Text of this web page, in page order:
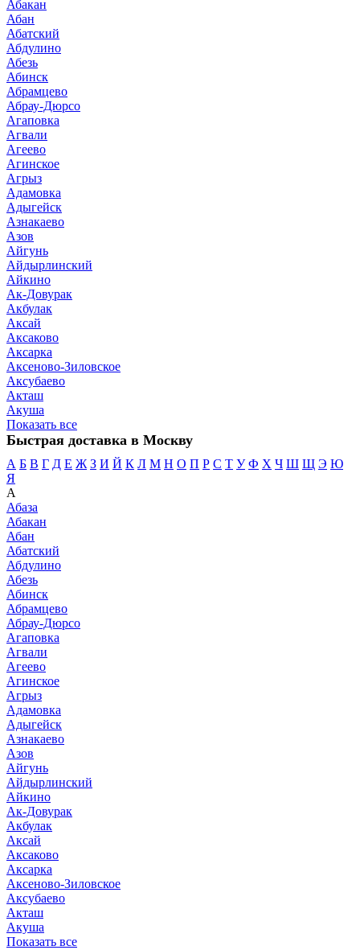
Абакан
Абан
Абатский
Абдулино
Абезь
Абинск
Абрамцево
Абрау-Дюрсо
Агаповка
Агвали
Агеево
Агинское
Агрыз
Адамовка
Адыгейск
Азнакаево
Азов
Айгунь
Айдырлинский
Айкино
Ак-Довурак
Акбулак
Аксай
Аксаково
Аксарка
Аксеново-Зиловское
Аксубаево
Акташ
Акуша
Показать все
Быстрая доставка в Москву
А Б В Г Д Е Ж З И Й К Л М Н О П Р С Т У Ф Х Ч Ш Щ Э Ю
Я
А
Абаза
Абакан
Абан
Абатский
Абдулино
Абезь
Абинск
Абрамцево
Абрау-Дюрсо
Агаповка
Агвали
Агеево
Агинское
Агрыз
Адамовка
Адыгейск
Азнакаево
Азов
Айгунь
Айдырлинский
Айкино
Ак-Довурак
Акбулак
Аксай
Аксаково
Аксарка
Аксеново-Зиловское
Аксубаево
Акташ
Акуша
Показать все